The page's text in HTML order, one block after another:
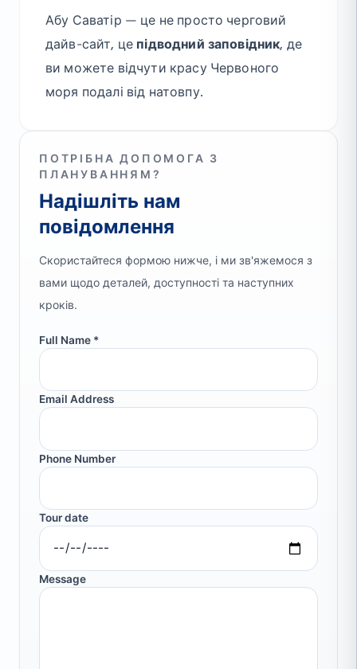
Абу Саватір — це не просто черговий
дайв-сайт, це підводний заповідник, де
ви можете відчути красу Червоного
моря подалі від натовпу.
ПОТРІБНА ДОПОМОГА З
ПЛАНУВАННЯМ?
Надішліть нам
повідомлення
Скористайтеся формою нижче, і ми зв'яжемося з
вами щодо деталей, доступності та наступних
кроків.
Full Name *
Email Address
Phone Number
Tour date
Message